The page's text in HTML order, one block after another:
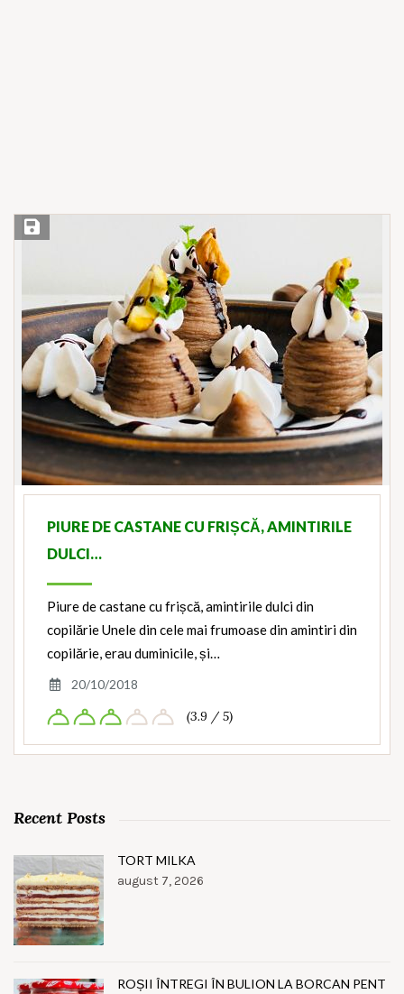
Save Recipe
PIURE DE CASTANE CU FRIȘCĂ, AMINTIRILE
DULCI…
Piure de castane cu frișcă, amintirile dulci din
copilărie Unele din cele mai frumoase din amintiri din
copilărie, erau duminicile, și…
20/10/2018
(3.9 / 5)
Recent Posts
TORT MILKA
august 7, 2026
ROȘII ÎNTREGI ÎN BULION LA BORCAN PENT